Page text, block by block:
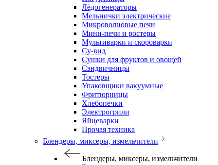
Лёдогенераторы
Мельнички электрические
Микроволновые печи
Мини-печи и ростеры
Мультиварки и скороварки
Су-вид
Сушки для фруктов и овощей
Сэндвичницы
Тостеры
Упаковщики вакуумные
Фритюрницы
Хлебопечки
Электрогрили
Яйцеварки
Прочая техника
Блендеры, миксеры, измельчители
Блендеры, миксеры, измельчители